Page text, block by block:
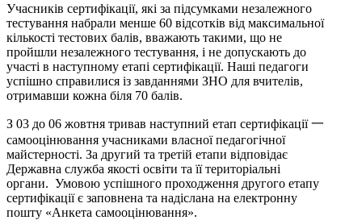
Учасників сертифікації, які за підсумками незалежного
тестування набрали менше 60 відсотків від максимальної
кількості тестових балів, вважають такими, що не
пройшли незалежного тестування, і не допускають до
участі в наступному етапі сертифікації. Наші педагоги
успішно справилися із завданнями ЗНО для вчителів,
отримавши кожна біля 70 балів.
З 03 до 06 жовтня тривав наступний етап сертифікації 一
самооцінювання учасниками власної педагогічної
майстерності. За другий та третій етапи відповідає
Державна служба якості освіти та її територіальні
органи. Умовою успішного проходження другого етапу
сертифікації є заповнена та надіслана на електронну
пошту «Анкета самооцінювання».